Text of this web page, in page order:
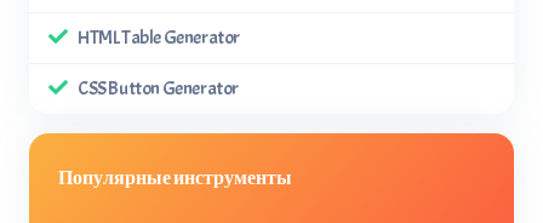
HTML Table Generator
CSS Button Generator
Популярные инструменты